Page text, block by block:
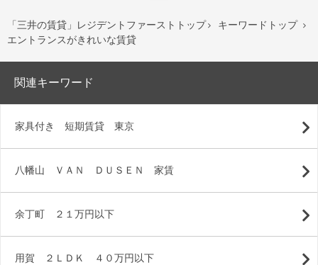
「三井の賃貸」レジデントファーストトップ  キーワードトップ 
エントランスがきれいな賃貸
関連キーワード
家具付き 短期賃貸 東京
八幡山 ＶＡＮ ＤＵＳＥＮ 家賃
余丁町 ２１万円以下
用賀 ２ＬＤＫ ４０万円以下